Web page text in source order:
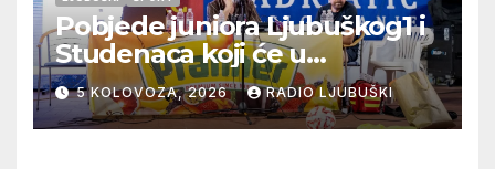
Pobjede juniora Ljubuškog1 i
Studenaca koji će u
međusobnom susretu
odlučiti o prvom mjestu u
skupini “A”, seniori Teskere
5 KOLOVOZA, 2026 RADIO LJUBUŠKI